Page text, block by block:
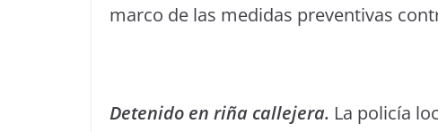
marco de las medidas preventivas
Detenido en riña callejera. La policía